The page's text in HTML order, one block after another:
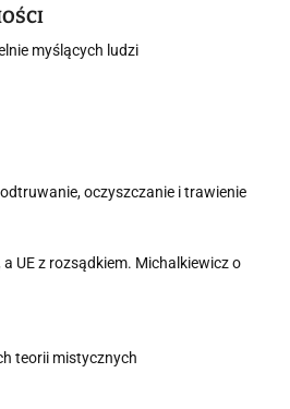
myślących ludzi
oczyszczanie i trawienie
UE z rozsądkiem. Michalkiewicz o
teorii mistycznych